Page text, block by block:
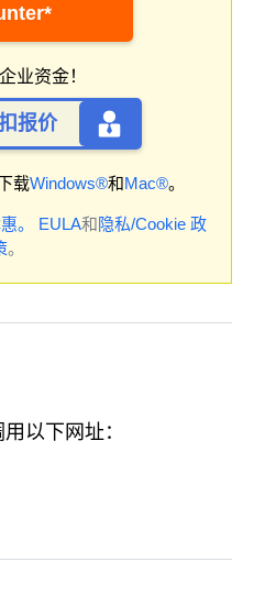
业资金！
报价
载Windows®和Mac®。
。 EULA和隐私/Cookie 政
。
以下网址：